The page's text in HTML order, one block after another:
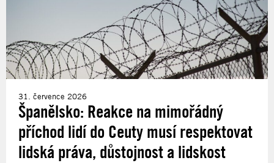
31. července 2026
Španělsko: Reakce na mimořádný
příchod lidí do Ceuty musí respektovat
lidská práva, důstojnost a lidskost